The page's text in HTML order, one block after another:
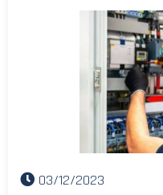
03/12/2023